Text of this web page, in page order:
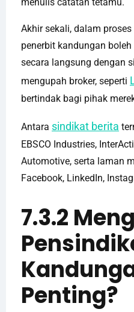
menulis catatan tetamu.
Akhir sekali, dalam
penerbit kandungan
secara langsung dengan
mengupah broker, seperti
bertindak bagi pihak
Antara sindikat berita
EBSCO Industries,
Automotive, serta laman
Facebook, LinkedIn,
7.3.2
Penting?